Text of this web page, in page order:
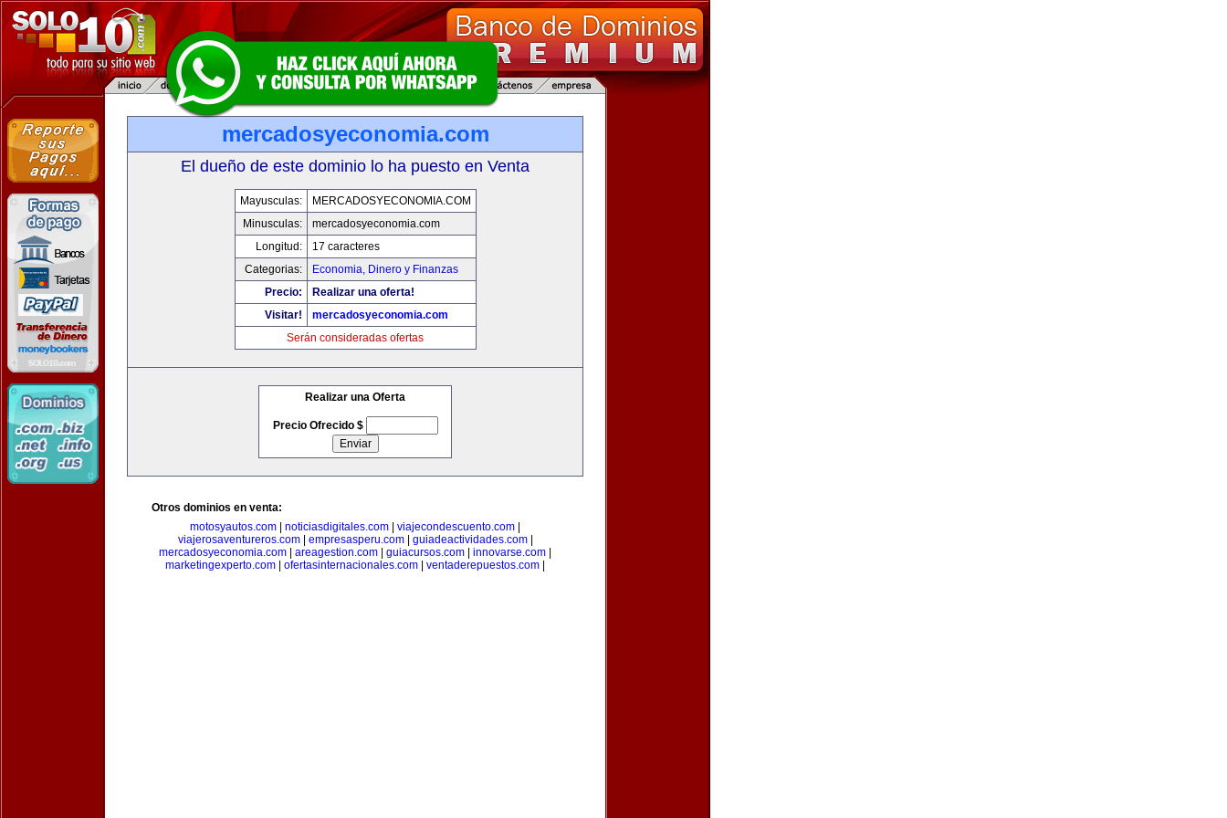
mercadosyeconomia.com
El dueño de este dominio lo ha puesto en Venta
Mayusculas:
MERCADOSYECONOMIA.COM
Minusculas:
mercadosyeconomia.com
Longitud:
17 caracteres
Categorias:
Economia, Dinero y Finanzas
Precio:
Realizar una oferta!
Visitar!
mercadosyeconomia.com
Serán consideradas ofertas
Realizar una Oferta
Precio Ofrecido $
Otros dominios en venta:
motosyautos.com
noticiasdigitales.com viajecondescuento.com
viajerosaventureros.com| empresasperu.com| guiadeactividades.com|
mercadosyeconomia.com
areagestion.com guiacursos.com innovarse.com
marketingexperto.com
ofertasinternacionales.com ventaderepuestos.com